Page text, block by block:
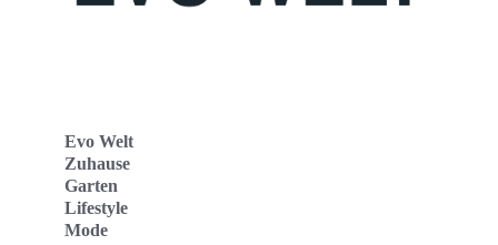
Evo Welt
Zuhause
Garten
Lifestyle
Mode